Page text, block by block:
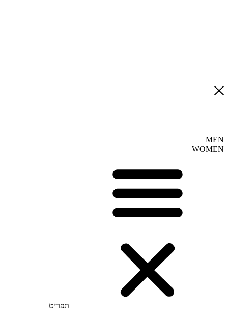
MEN
WOMEN
תפריט